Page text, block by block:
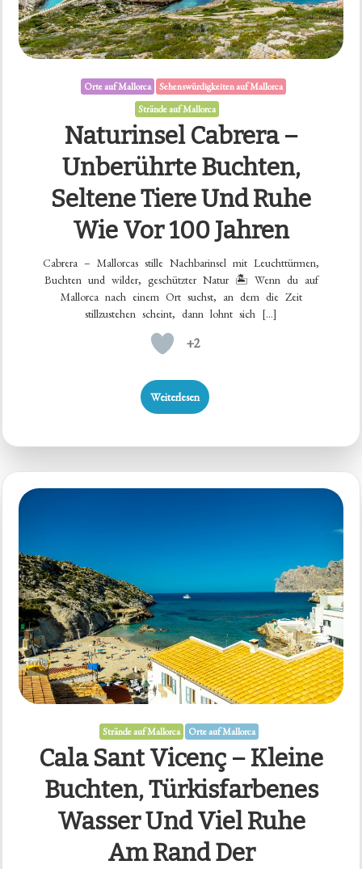
Orte auf Mallorca
Sehenswürdigkeiten auf Mallorca
Strände auf Mallorca
Naturinsel Cabrera –
Unberührte Buchten,
Seltene Tiere Und Ruhe
Wie Vor 100 Jahren
Cabrera – Mallorcas stille Nachbarinsel mit Leuchttürmen,
Buchten und wilder, geschützter Natur 🏝️ Wenn du auf
Mallorca nach einem Ort suchst, an dem die Zeit
stillzustehen scheint, dann lohnt sich […]
+2
Weiterlesen
Strände auf Mallorca Orte auf Mallorca
Cala Sant Vicenç – Kleine
Buchten, Türkisfarbenes
Wasser Und Viel Ruhe
Am Rand Der